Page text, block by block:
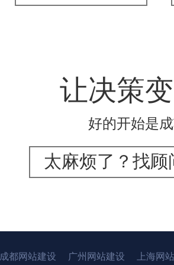
让决策
好的开始是
太麻烦了？找
成都网站建设 广州网站建设 上海网